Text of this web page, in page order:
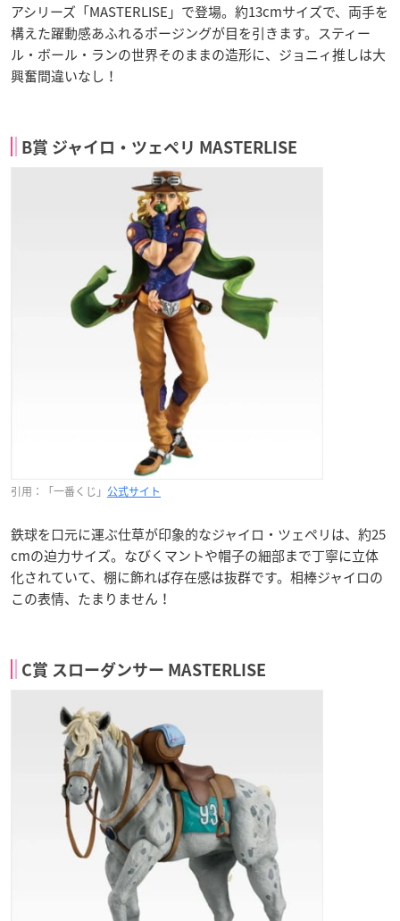
アシリーズ「MASTERLISE」で登場。約13cmサイズで、両手を
構えた躍動感あふれるポージングが目を引きます。スティー
ル・ボール・ランの世界そのままの造形に、ジョニィ推しは大
興奮間違いなし！
B賞 ジャイロ・ツェペリ MASTERLISE
引用：「一番くじ」 公式サイト
鉄球を口元に運ぶ仕草が印象的なジャイロ・ツェペリは、約25
cmの迫力サイズ。なびくマントや帽子の細部まで丁寧に立体
化されていて、棚に飾れば存在感は抜群です。相棒ジャイロの
この表情、たまりません！
C賞 スローダンサー MASTERLISE